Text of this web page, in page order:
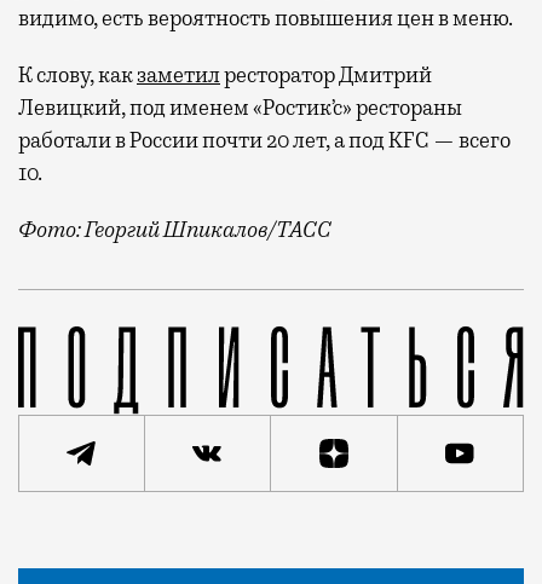
видимо, есть вероятность повышения цен в меню.
К слову, какзаметилресторатор Дмитрий
Левицкий, под именем «Ростик’с» рестораны
работали в России почти 20 лет, а под KFC — всего
10.
Фото: Георгий Шпикалов/ТАСС
Новый владелец намерен вернуть бренд с
Статья
Редакция Москвич Mag